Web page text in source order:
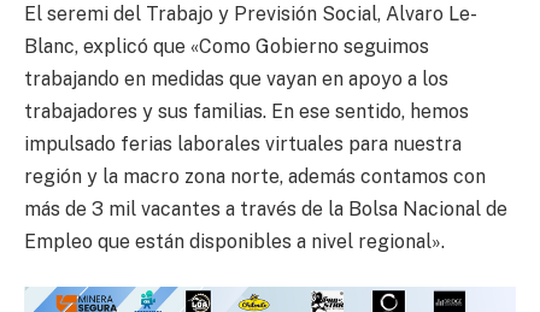
El seremi del Trabajo y Previsión Social, Alvaro Le-
Blanc, explicó que «Como Gobierno seguimos
trabajando en medidas que vayan en apoyo a los
trabajadores y sus familias. En ese sentido, hemos
impulsado ferias laborales virtuales para nuestra
región y la macro zona norte, además contamos con
más de 3 mil vacantes a través de la Bolsa Nacional de
Empleo que están disponibles a nivel regional».